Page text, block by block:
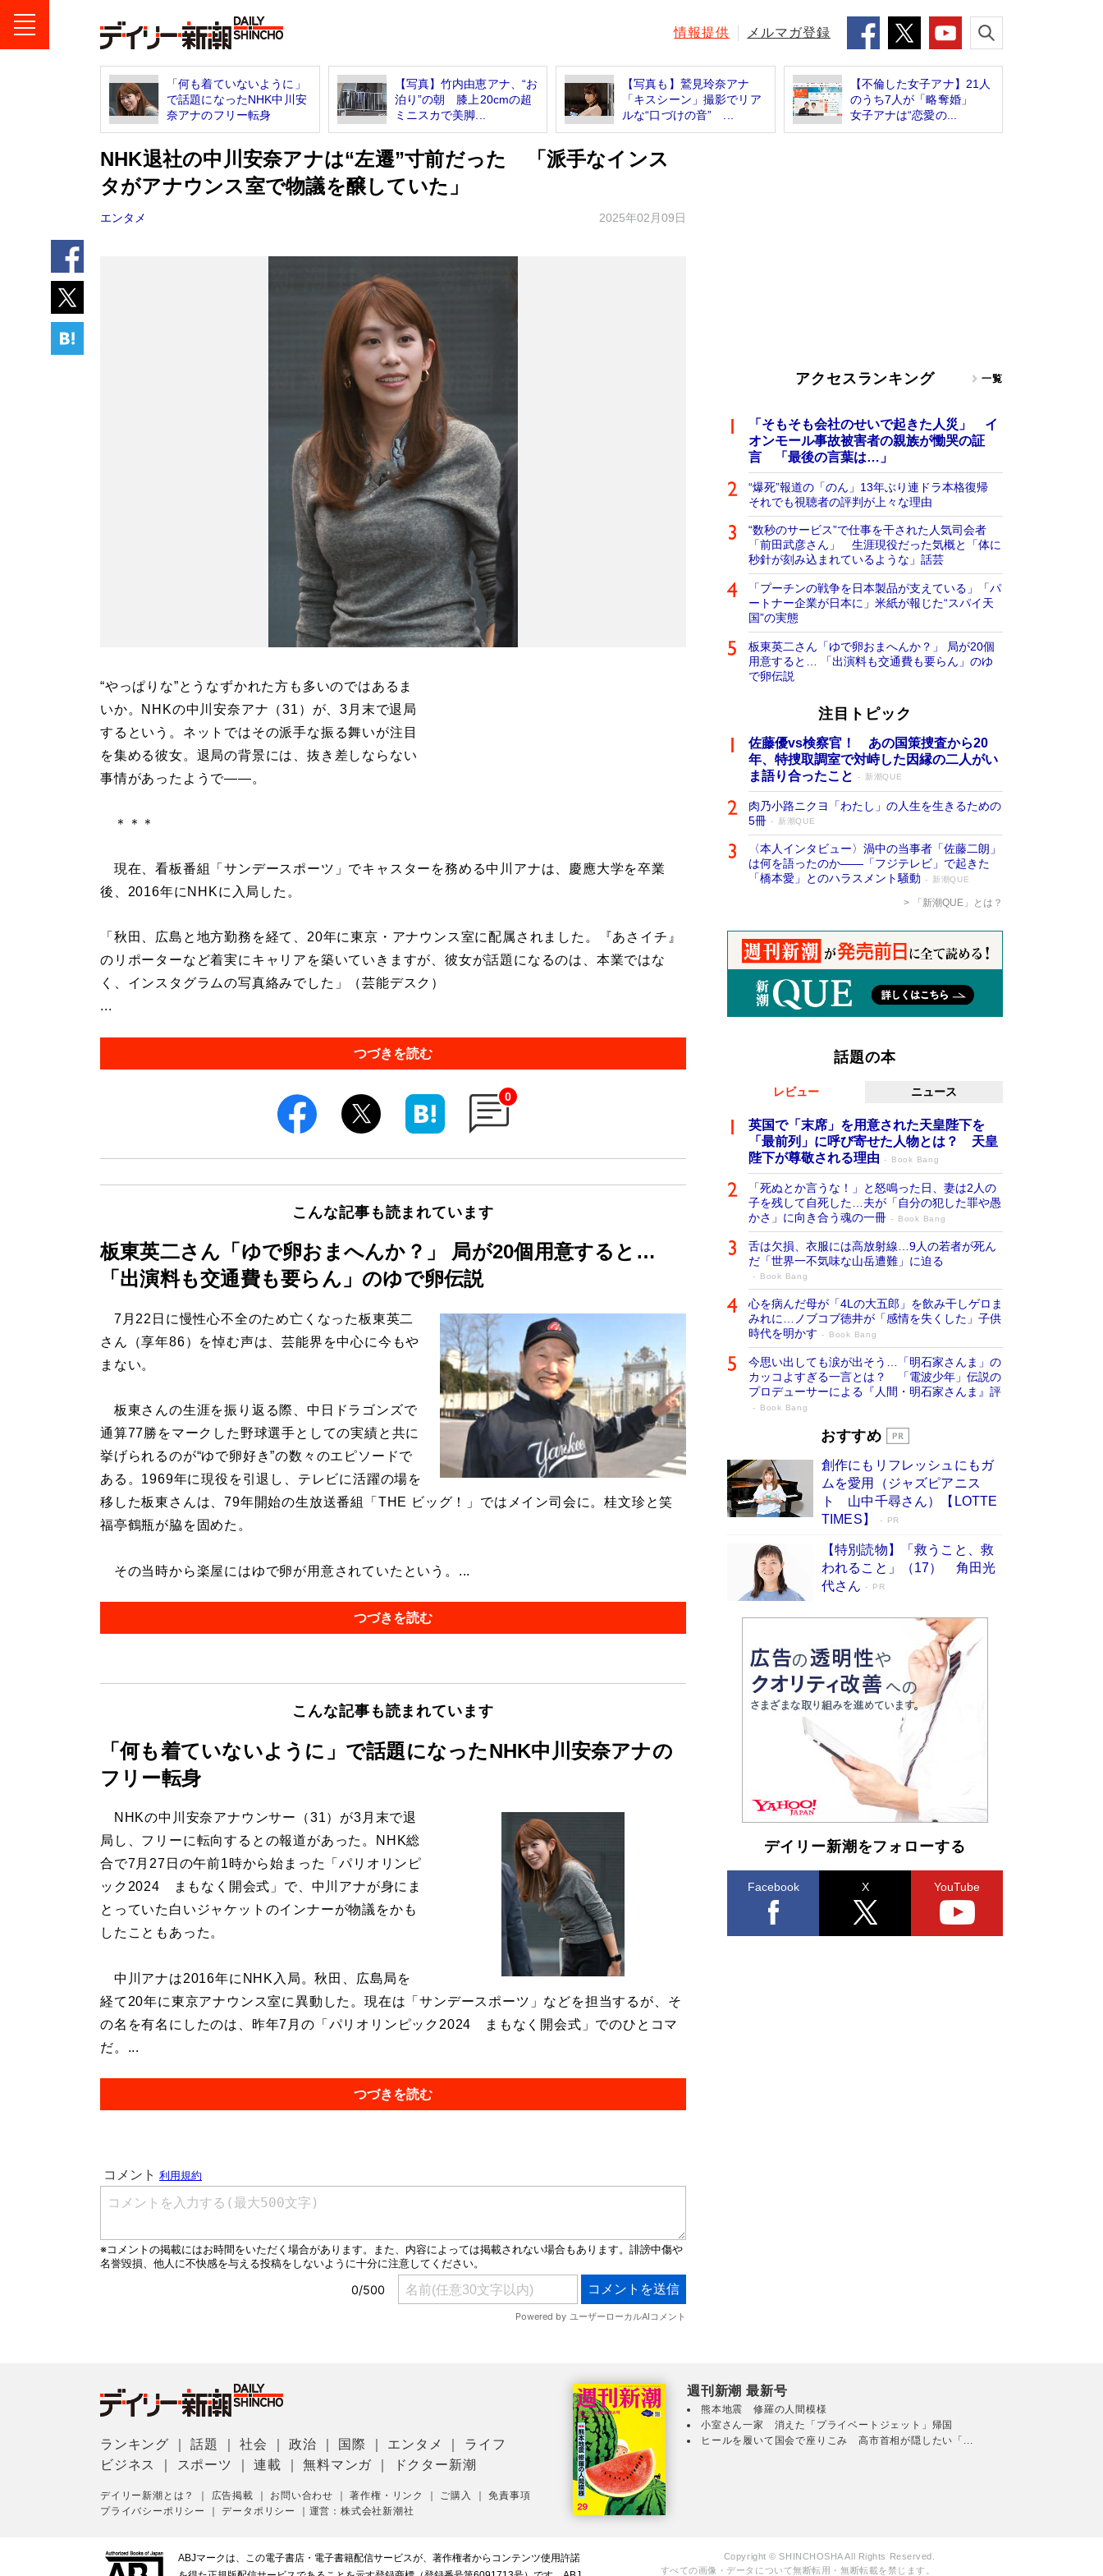
情報提供 メルマガ登録
「何も着ていないように」
で話題になったNHK中川安
奈アナのフリー転身
【写真】竹内由恵アナ、“お
泊り”の朝 膝上20cmの超
ミニスカで美脚...
【写真も】鷲見玲奈アナ
「キスシーン」撮影でリア
ルな“口づけの音” ...
【不倫した女子アナ】21人
のうち7人が「略奪婚」
女子アナは“恋愛の...
NHK退社の中川安奈アナは“左遷”寸前だった 「派手なインス
タがアナウンス室で物議を醸していた」
エンタメ 2025年02月09日
“やっぱりな”とうなずかれた方も多いのではあるま
いか。NHKの中川安奈アナ（31）が、3月末で退局
するという。ネットではその派手な振る舞いが注目
を集める彼女。退局の背景には、抜き差しならない
事情があったようで――。
＊＊＊
現在、看板番組「サンデースポーツ」でキャスターを務める中川アナは、慶應大学を卒業
後、2016年にNHKに入局した。
「秋田、広島と地方勤務を経て、20年に東京・アナウンス室に配属されました。『あさイチ』
のリポーターなど着実にキャリアを築いていきますが、彼女が話題になるのは、本業ではな
く、インスタグラムの写真絡みでした」（芸能デスク）
...
つづきを読む
0
こんな記事も読まれています
板東英二さん「ゆで卵おまへんか？」 局が20個用意すると…
「出演料も交通費も要らん」のゆで卵伝説
7月22日に慢性心不全のため亡くなった板東英二
さん（享年86）を悼む声は、芸能界を中心に今もや
まない。
板東さんの生涯を振り返る際、中日ドラゴンズで
通算77勝をマークした野球選手としての実績と共に
挙げられるのが“ゆで卵好き”の数々のエピソードで
ある。1969年に現役を引退し、テレビに活躍の場を
移した板東さんは、79年開始の生放送番組「THE ビッグ！」ではメイン司会に。桂文珍と笑
福亭鶴瓶が脇を固めた。
その当時から楽屋にはゆで卵が用意されていたという。...
つづきを読む
こんな記事も読まれています
「何も着ていないように」で話題になったNHK中川安奈アナの
フリー転身
NHKの中川安奈アナウンサー（31）が3月末で退
局し、フリーに転向するとの報道があった。NHK総
合で7月27日の午前1時から始まった「パリオリンピ
ック2024 まもなく開会式」で、中川アナが身にま
とっていた白いジャケットのインナーが物議をかも
したこともあった。
中川アナは2016年にNHK入局。秋田、広島局を
経て20年に東京アナウンス室に異動した。現在は「サンデースポーツ」などを担当するが、そ
の名を有名にしたのは、昨年7月の「パリオリンピック2024 まもなく開会式」でのひとコマ
だ。...
つづきを読む
アクセスランキング 一覧
「そもそも会社のせいで起きた人災」 イ
オンモール事故被害者の親族が慟哭の証
言 「最後の言葉は…」
“爆死”報道の「のん」13年ぶり連ドラ本格復帰
それでも視聴者の評判が上々な理由
“数秒のサービス”で仕事を干された人気司会者
「前田武彦さん」 生涯現役だった気概と「体に
秒針が刻み込まれているような」話芸
「プーチンの戦争を日本製品が支えている」「パ
ートナー企業が日本に」米紙が報じた“スパイ天
国”の実態
板東英二さん「ゆで卵おまへんか？」 局が20個
用意すると… 「出演料も交通費も要らん」のゆ
で卵伝説
注目トピック
佐藤優vs検察官！ あの国策捜査から20
年、特捜取調室で対峙した因縁の二人がい
ま語り合ったこと
新潮QUE
肉乃小路ニクヨ「わたし」の人生を生きるための
5冊
新潮QUE
〈本人インタビュー〉渦中の当事者「佐藤二朗」
は何を語ったのか――「フジテレビ」で起きた
「橋本愛」とのハラスメント騒動
新潮QUE
「新潮QUE」とは？
話題の本
レビュー ニュース
英国で「末席」を用意された天皇陛下を
「最前列」に呼び寄せた人物とは？ 天皇
陛下が尊敬される理由
Book Bang
「死ぬとか言うな！」と怒鳴った日、妻は2人の
子を残して自死した…夫が「自分の犯した罪や愚
かさ」に向き合う魂の一冊
Book Bang
舌は欠損、衣服には高放射線…9人の若者が死ん
だ「世界一不気味な山岳遭難」に迫る
Book Bang
心を病んだ母が「4Lの大五郎」を飲み干しゲロま
みれに…ノブコブ徳井が「感情を失くした」子供
時代を明かす
Book Bang
今思い出しても涙が出そう…「明石家さんま」の
カッコよすぎる一言とは？ 「電波少年」伝説の
プロデューサーによる『人間・明石家さんま』評
Book Bang
「宇宙兄弟」最終46巻がベストセラー1
物語に幕 特装版には「宇宙で描かれたマ
ンガ」も収録
Book Bang
美輪明宏 晩年の回答を集めた『ほほえんで生き
るための人生相談』がランクイン［エンターテイ
メントベストセラー］
Book Bang
「『火垂るの墓』は、大嘘である」原作者が抱き
続けた“自責の念”とは…「自己憐憫は描きたくな
い」監督が徹底的にこだわったこと（後編） #
戦争の記憶
Book Bang
「叱って伸びるやつは、褒めたらもっと伸びる」
俳優・高嶋政伸が家族に教わった“人を育てるコ
ツ”…芸への考え方を明かす
Book Bang
東野圭吾、伊坂幸太郎の人気シリーズ最新作どち
らも文庫化 映画化された直木賞受賞作もランク
イン［文庫ベストセラー］
Book Bang
おすすめ
創作にもリフレッシュにもガ
ムを愛用（ジャズピアニス
ト 山中千尋さん）【LOTTE
TIMES】
PR
【特別読物】「救うこと、救
われること」（17） 角田光
代さん
PR
デイリー新潮をフォローする
Facebook X YouTube
ランキング ｜話題 ｜社会 ｜政治 国際 エンタメ
ライフ
ビジネス
スポーツ ｜連載 ｜無料マンガ ドクター新潮
デイリー新潮とは？ 広告掲載 お問い合わせ ｜著作権・リンク ご購入 ｜免責事項
プライバシーポリシー
｜データポリシー 運営：株式会社新潮社
週刊新潮 最新号
熊本地震 修羅の人間模様
小室さん一家 消えた「プライベートジェット」帰国
ヒールを履いて国会で座りこみ 高市首相が隠したい「...
ABJマークは、この電子書店・電子書籍配信サービスが、著作権者からコンテンツ使用許諾
Copyright © SHINCHOSHA All Rights Reserved.
すべての画像・データについて無断転用・無断転載を禁じます。